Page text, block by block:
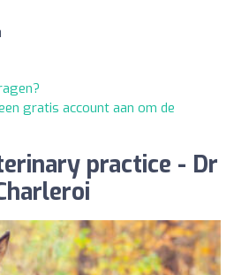
gratis account aan om de
practice - Dr